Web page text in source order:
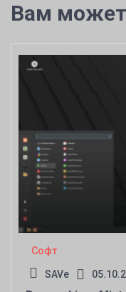
Вам может
Софт
SAVe